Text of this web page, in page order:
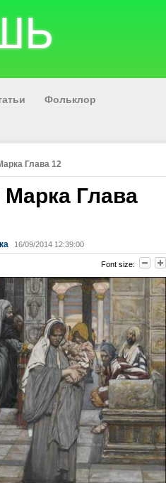
Фольклор
Глава 12
Глава
16/09/2014 12:39:00
Font size: